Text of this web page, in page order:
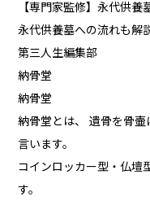
【専門家監修】永代供
永代供養墓への流れも解
第三人生編集部
納骨堂
納骨堂
納骨堂とは、 遺骨を骨
言います。
コインロッカー型・仏壇
す。